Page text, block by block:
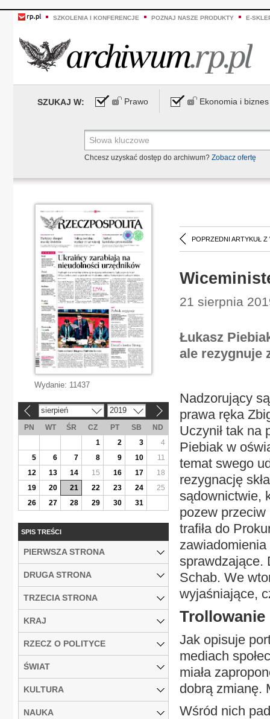
SZKOLENIA I KONFERENCJE POZNAJ NASZE PRODUKTY E-
SZUKAJ W: Prawo Ekonomia i biznes
Chcesz uzyskać dostęp do archiwum? Zobacz ofertę
POPRZEDNI ARTYKUŁ Z
21 sierpnia
Łukasz
ale rezygnuje
Nadzorujący
prawa ręka
Uczynił tak na
Piebiak w
temat swego
rezygnację
sądownictwie,
pozew
trafiła do
sprawdzające.
Schab. We
wyjaśniające,
Jak opisuje
mediach
miała
dobrą zmianę.
Wśród nich
Wydanie: 11437
sierpień 2019
PN WT ŚR CZ PT SB
ND
1
2 3
4
5
6 7 8 9 10
11
12
13 14 15 16 17
18
19
20 21 22 23 24
25
26
27 28 29 30 31
SPIS TREŚCI
PIERWSZA STRONA
DRUGA STRONA
TRZECIA STRONA
KRAJ
RZECZ O POLITYCE
ŚWIAT
KULTURA
NAUKA